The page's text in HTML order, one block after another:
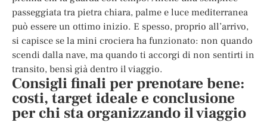
passeggiata tra pietra chiara, palme e luce mediterranea
può essere un ottimo inizio. E spesso, proprio all’arrivo,
si capisce se la mini crociera ha funzionato: non quando
scendi dalla nave, ma quando ti accorgi di non sentirti in
transito, bensì già dentro il viaggio.
Consigli finali per prenotare bene:
costi, target ideale e conclusione
per chi sta organizzando il viaggio